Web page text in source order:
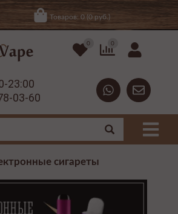
Товаров: 0 (0 руб.)
0 0
23:00
03-60
сигареты